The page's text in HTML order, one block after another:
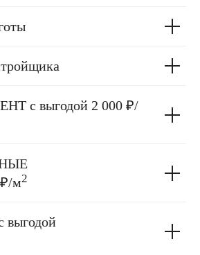
с выгодой 2 000 ₽/
₽/м2
выгодой